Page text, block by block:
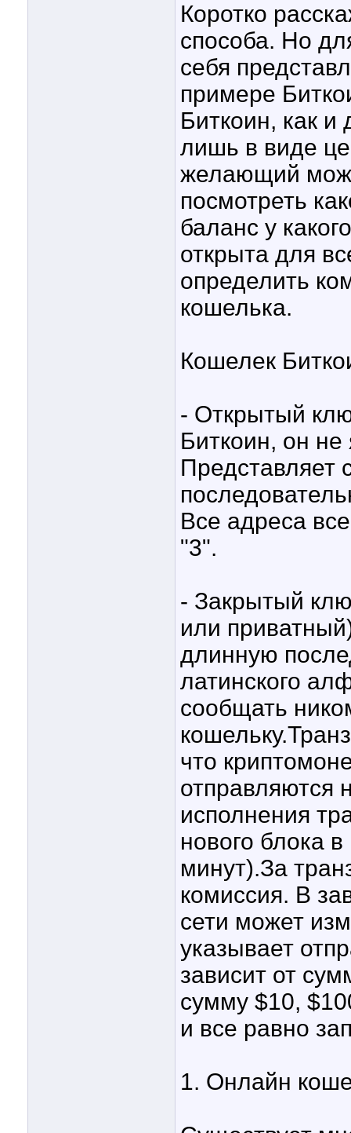
Коротко
способа. Но
себя
примере
Биткоин, как и
лишь в виде
желающий
посмотреть
баланс у
открыта для
определить
кошелька.
Кошелек
- Открытый
Биткоин, он не
Представляет
Все адреса
"3".
- Закрытый
или
длинную
латинского
сообщать
что
отправляются
исполнения
нового блока
минут).За
комиссия. В
сети может
указывает
зависит от
сумму $10,
и все равно
1. Онлайн